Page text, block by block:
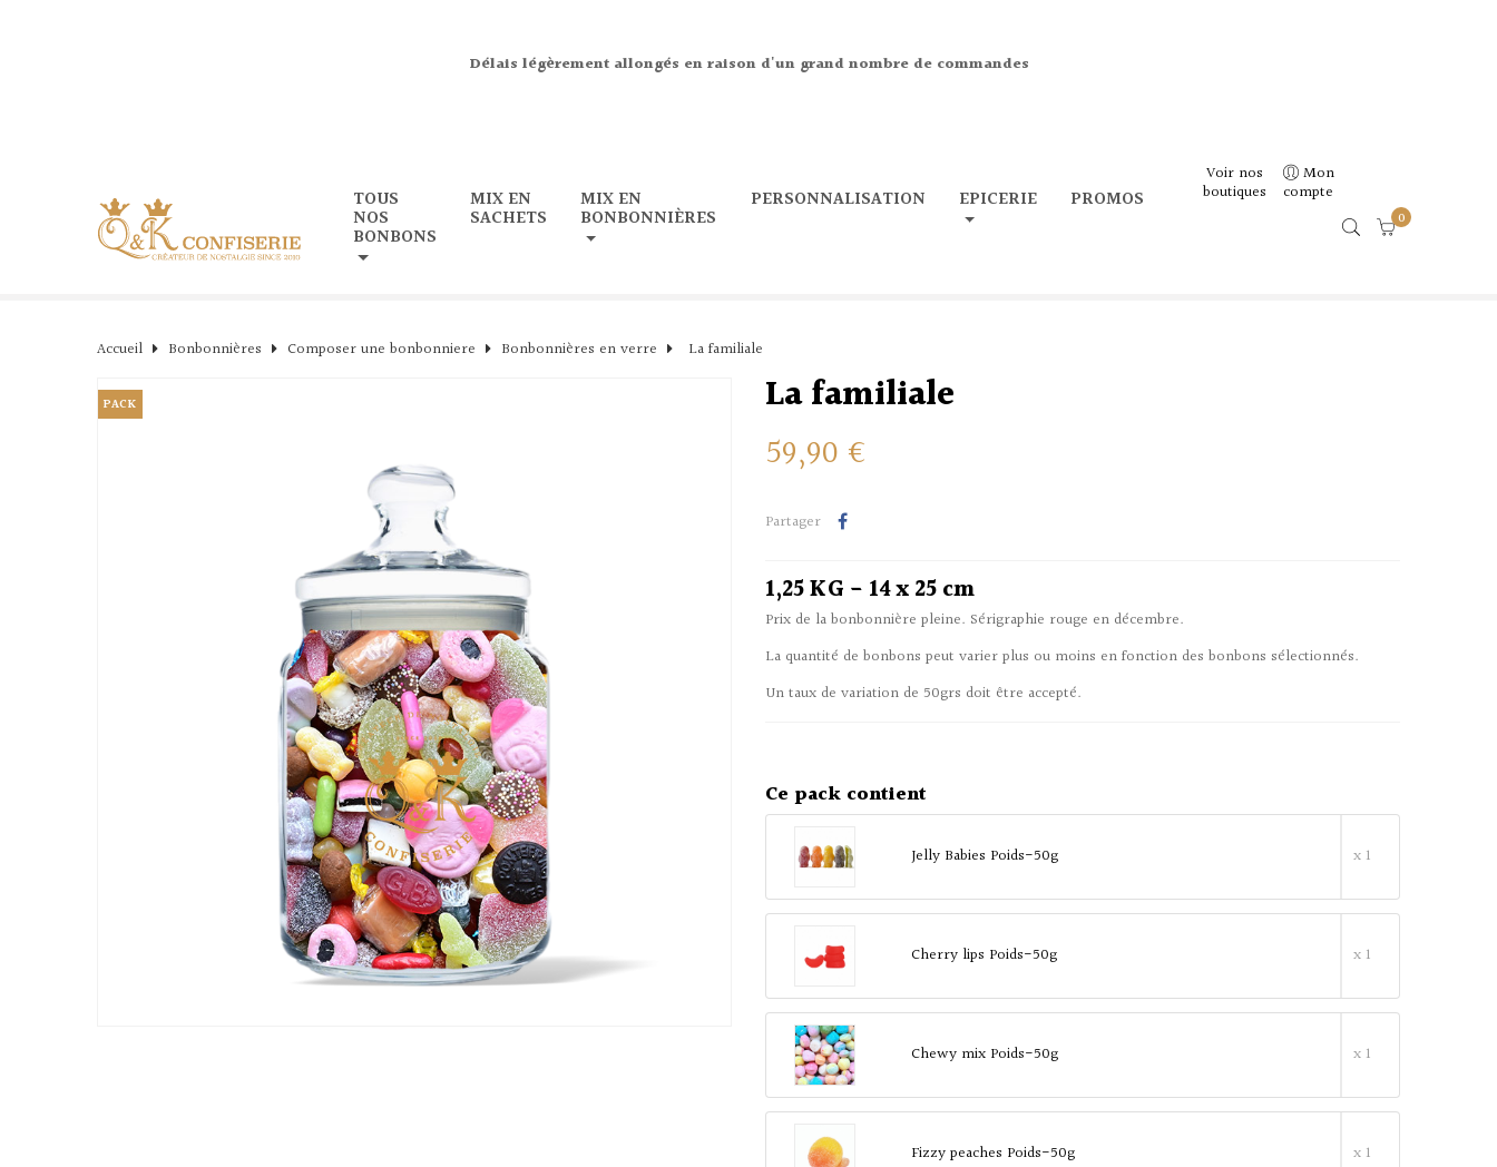
Délais légèrement allongés en raison d'un grand nombre de commandes
TOUS
NOS
BONBONS
MIX EN
SACHETS
MIX EN
BONBONNIÈRES
PERSONNALISATION EPICERIE PROMOS
Voir nos
boutiques
Mon
compte
0
Accueil Bonbonnières Composer une bonbonniere Bonbonnières en verre La familiale
PACK
La familiale
59,90 €
Partager
1,25 KG - 14 x 25 cm
Prix de la bonbonnière pleine. Sérigraphie rouge en décembre.
La quantité de bonbons peut varier plus ou moins en fonction des bonbons sélectionnés.
Un taux de variation de 50grs doit être accepté.
Ce pack contient
Jelly Babies Poids-50g x 1
Cherry lips Poids-50g x 1
Chewy mix Poids-50g x 1
Fizzy peaches Poids-50g x 1